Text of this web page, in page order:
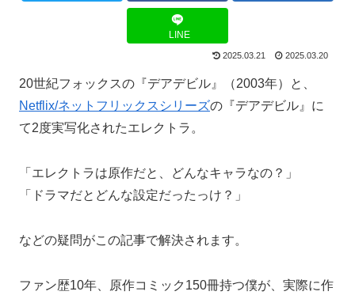
LINE
2025.03.21 2025.03.20
20世紀フォックスの『デアデビル』（2003年）と、
Netflix/ネットフリックスシリーズの『デアデビル』に
て2度実写化されたエレクトラ。
「エレクトラは原作だと、どんなキャラなの？」
「ドラマだとどんな設定だったっけ？」
などの疑問がこの記事で解決されます。
ファン歴10年、原作コミック150冊持つ僕が、実際に作